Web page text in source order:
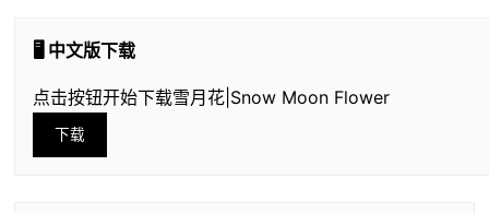
🖥️ 中文版下载
点击按钮开始下载雪月花|Snow Moon Flower
下载